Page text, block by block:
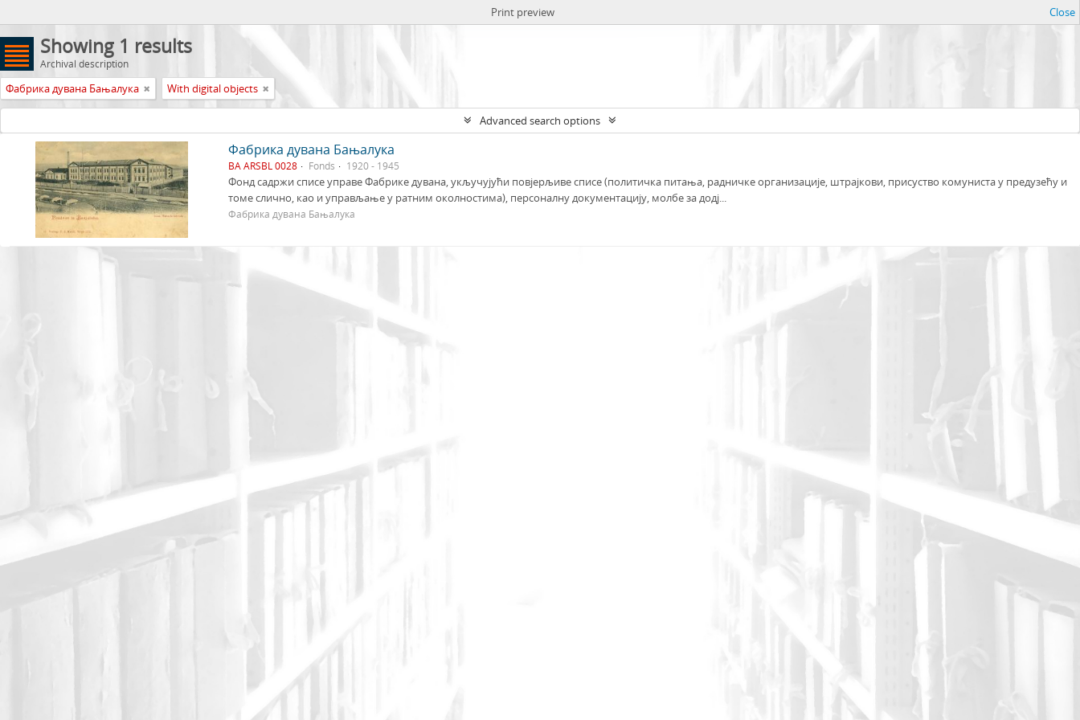
Print preview Close
Showing 1 results
Archival description
Фабрика дувана Бањалука With digital objects
Advanced search options
Фабрика дувана Бањалука
BA ARSBL 0028 Fonds 1920 - 1945
Фонд садржи списе управе Фабрике дувана, укључујући повјерљиве списе (политичка питања, радничке организације, штрајкови, присуство комуниста у предузећу и
томе слично, као и управљање у ратним околностима), персоналну документацију, молбе за додј...
Фабрика дувана Бањалука